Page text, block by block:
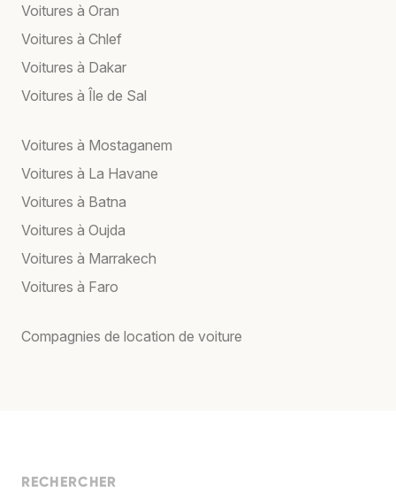
Voitures à Oran
Voitures à Chlef
Voitures à Dakar
Voitures à Île de Sal
Voitures à Mostaganem
Voitures à La Havane
Voitures à Batna
Voitures à Oujda
Voitures à Marrakech
Voitures à Faro
Compagnies de location de voiture
RECHERCHER